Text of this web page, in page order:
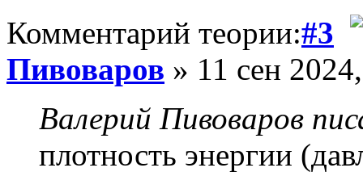
Комментарий теории:#3
Пивоваров » 11 сен
Валерий Пивоваров
плотность энергии